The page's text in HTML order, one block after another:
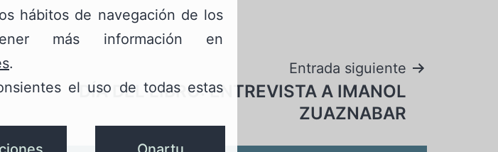
Entrada siguiente
DÍA DEL LIBRO: ENTREVISTA A IMANOL
ZUAZNABAR
hábitos de navegación de los
más información en
.
el uso de todas estas